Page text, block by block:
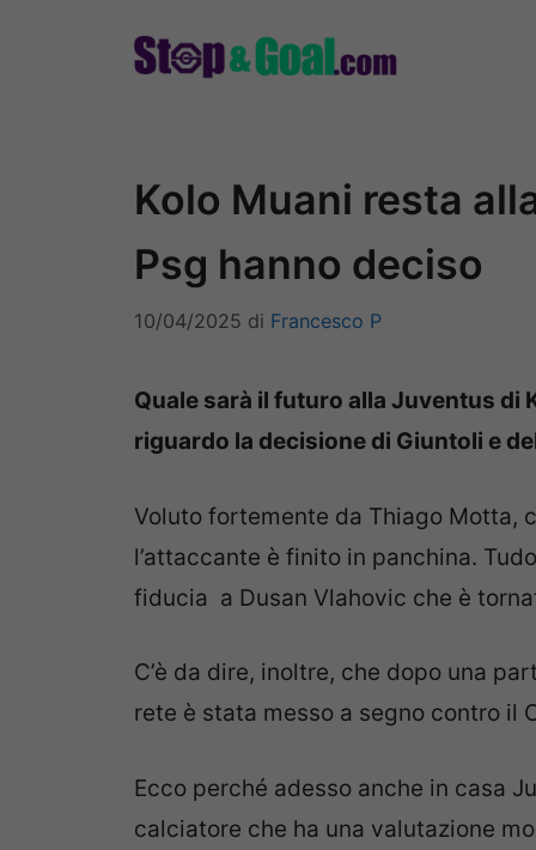
Kolo Muani resta
Psg hanno deciso
10/04/2025 di Francesco P
Quale sarà il futuro alla Juventus di
riguardo la decisione di Giuntoli e
Voluto fortemente da Thiago Motta,
l’attaccante è finito in panchina.
fiducia a Dusan Vlahovic che è
C’è da dire, inoltre, che dopo una
rete è stata messo a segno contro il
Ecco perché adesso anche in casa
calciatore che ha una valutazione